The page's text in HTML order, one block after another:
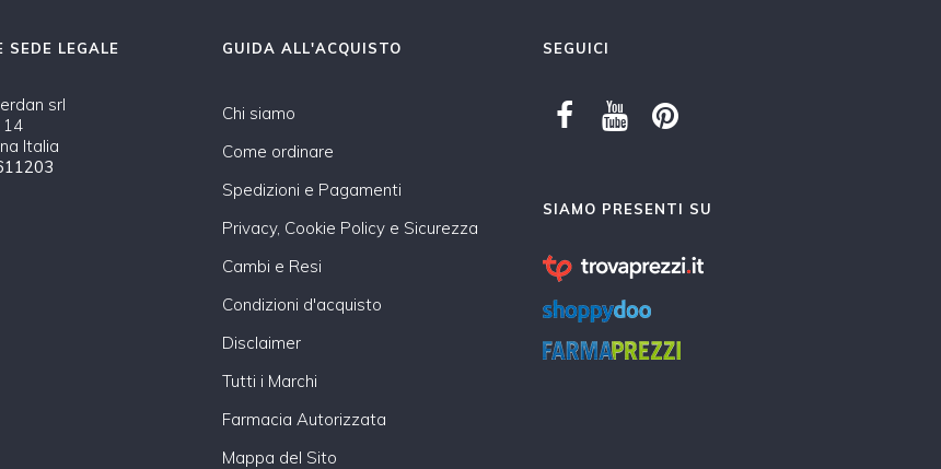
SEDE LEGALE
srl
Italia
GUIDA ALL'ACQUISTO
Chi siamo
Come ordinare
Spedizioni e Pagamenti
Privacy, Cookie Policy e Sicurezza
Cambi e Resi
Condizioni d'acquisto
Disclaimer
Tutti i Marchi
Farmacia Autorizzata
Mappa del Sito
SEGUICI
SIAMO PRESENTI SU